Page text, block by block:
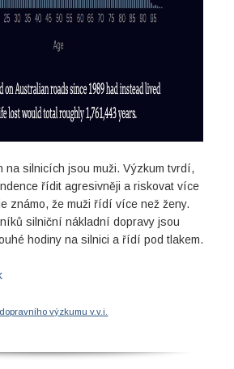
na silnicích jsou muži. Výzkum tvrdí,
řídit agresivněji a riskovat více
známo, že muži řídí více než ženy.
silniční nákladní dopravy jsou
hodiny na silnici a řídí pod tlakem.
výzkumu v.v.i.